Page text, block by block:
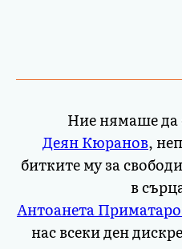
Ние нямаше да
Деян Кюранов,
битките му за
в
Антоанета
нас всеки ден